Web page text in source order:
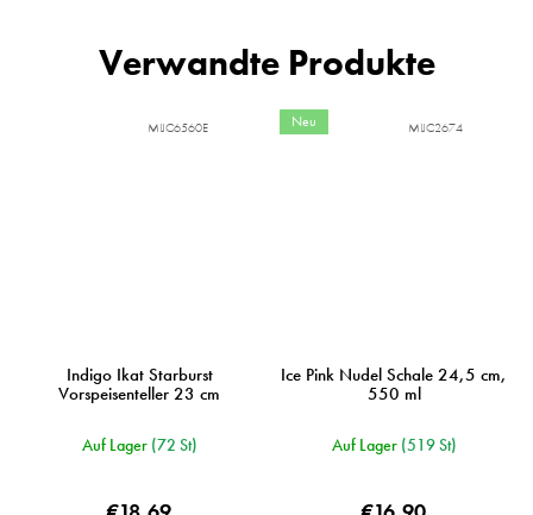
Verwandte Produkte
Indigo Ikat Starburst
Vorspeisenteller 23 cm
Auf Lager (72 St)
MIJC6560E Neu
Ice Pink Nudel Schale 24,5 cm,
550 ml
Auf Lager (519 St)
MIJC2674